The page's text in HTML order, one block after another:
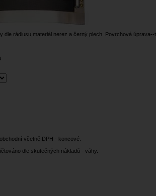
dle rádiusu,materiál nerez a černý plech. Povrchová
včetně DPH - koncové.
dle skutečných nákladů - váhy.